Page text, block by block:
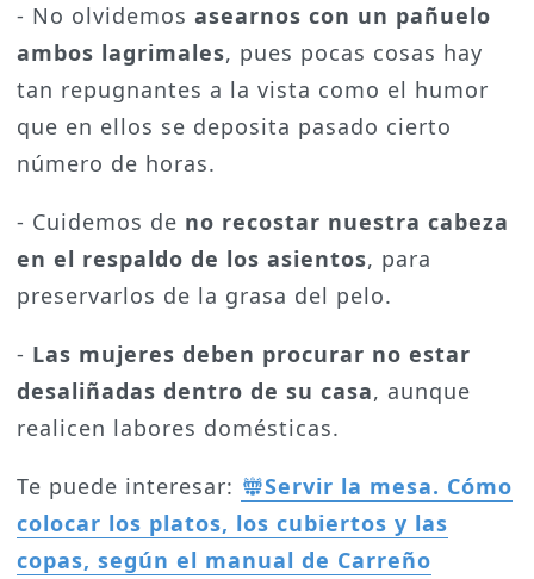
- No olvidemos asearnos con un pañuelo
ambos lagrimales, pues pocas cosas hay
tan repugnantes a la vista como el humor
que en ellos se deposita pasado cierto
número de horas.
- Cuidemos de no recostar nuestra cabeza
en el respaldo de los asientos, para
preservarlos de la grasa del pelo.
- Las mujeres deben procurar no estar
desaliñadas dentro de su casa, aunque
realicen labores domésticas.
Te puede interesar:
Servir la mesa. Cómo
colocar los platos, los cubiertos y las
copas, según el manual de Carreño